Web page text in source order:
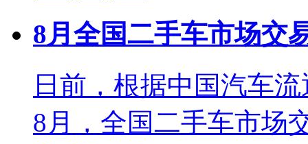
8月全国二手车市场交
日前，根据中国汽车
8月，全国二手车市场